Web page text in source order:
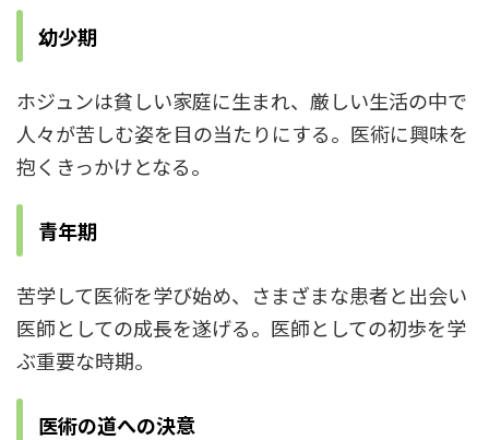
幼少期
ホジュンは貧しい家庭に生まれ、厳しい生活の中で
人々が苦しむ姿を目の当たりにする。医術に興味を
抱くきっかけとなる。
青年期
苦学して医術を学び始め、さまざまな患者と出会い
医師としての成長を遂げる。医師としての初歩を学
ぶ重要な時期。
医術の道への決意